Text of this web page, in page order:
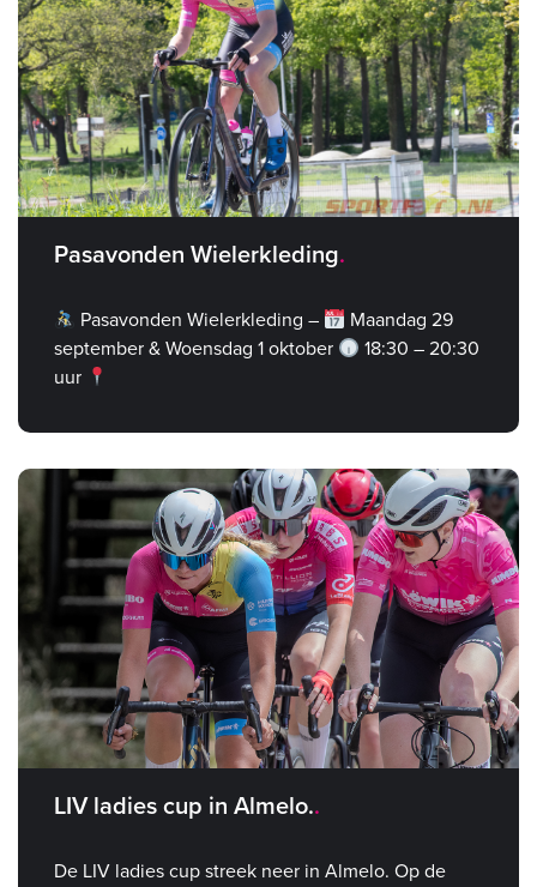
Pasavonden Wielerkleding
Pasavonden Wielerkleding –
Maandag 29
september & Woensdag 1 oktober
18:30 – 20:30
uur
LIV ladies cup in Almelo.
De LIV ladies cup streek neer in Almelo. Op de